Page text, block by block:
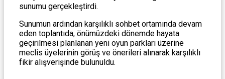
sunumu gerçekleştirdi.
Sunumun ardından karşılıklı sohbet ortamında devam
eden toplantıda, önümüzdeki dönemde hayata
geçirilmesi planlanan yeni oyun parkları üzerine
meclis üyelerinin görüş ve önerileri alınarak karşılıklı
fikir alışverişinde bulunuldu.